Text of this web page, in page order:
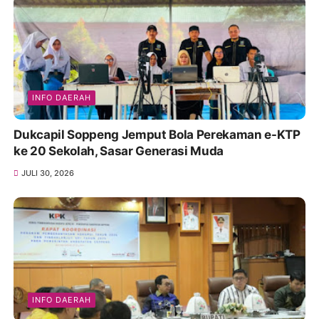
INFO DAERAH
Dukcapil Soppeng Jemput Bola Perekaman e-KTP
ke 20 Sekolah, Sasar Generasi Muda
JULI 30, 2026
INFO DAERAH